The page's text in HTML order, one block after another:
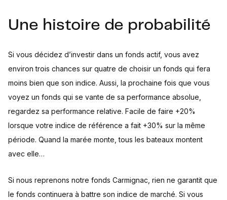
Une histoire de probabilité
Si vous décidez d’investir dans un fonds actif, vous avez
environ trois chances sur quatre de choisir un fonds qui fera
moins bien que son indice. Aussi, la prochaine fois que vous
voyez un fonds qui se vante de sa performance absolue,
regardez sa performance relative. Facile de faire +20%
lorsque votre indice de référence a fait +30% sur la même
période. Quand la marée monte, tous les bateaux montent
avec elle…
Si nous reprenons notre fonds Carmignac, rien ne garantit que
le fonds continuera à battre son indice de marché. Si vous